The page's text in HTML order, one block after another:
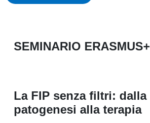
SEMINARIO ERASMUS+
La FIP senza filtri: dalla
patogenesi alla terapia